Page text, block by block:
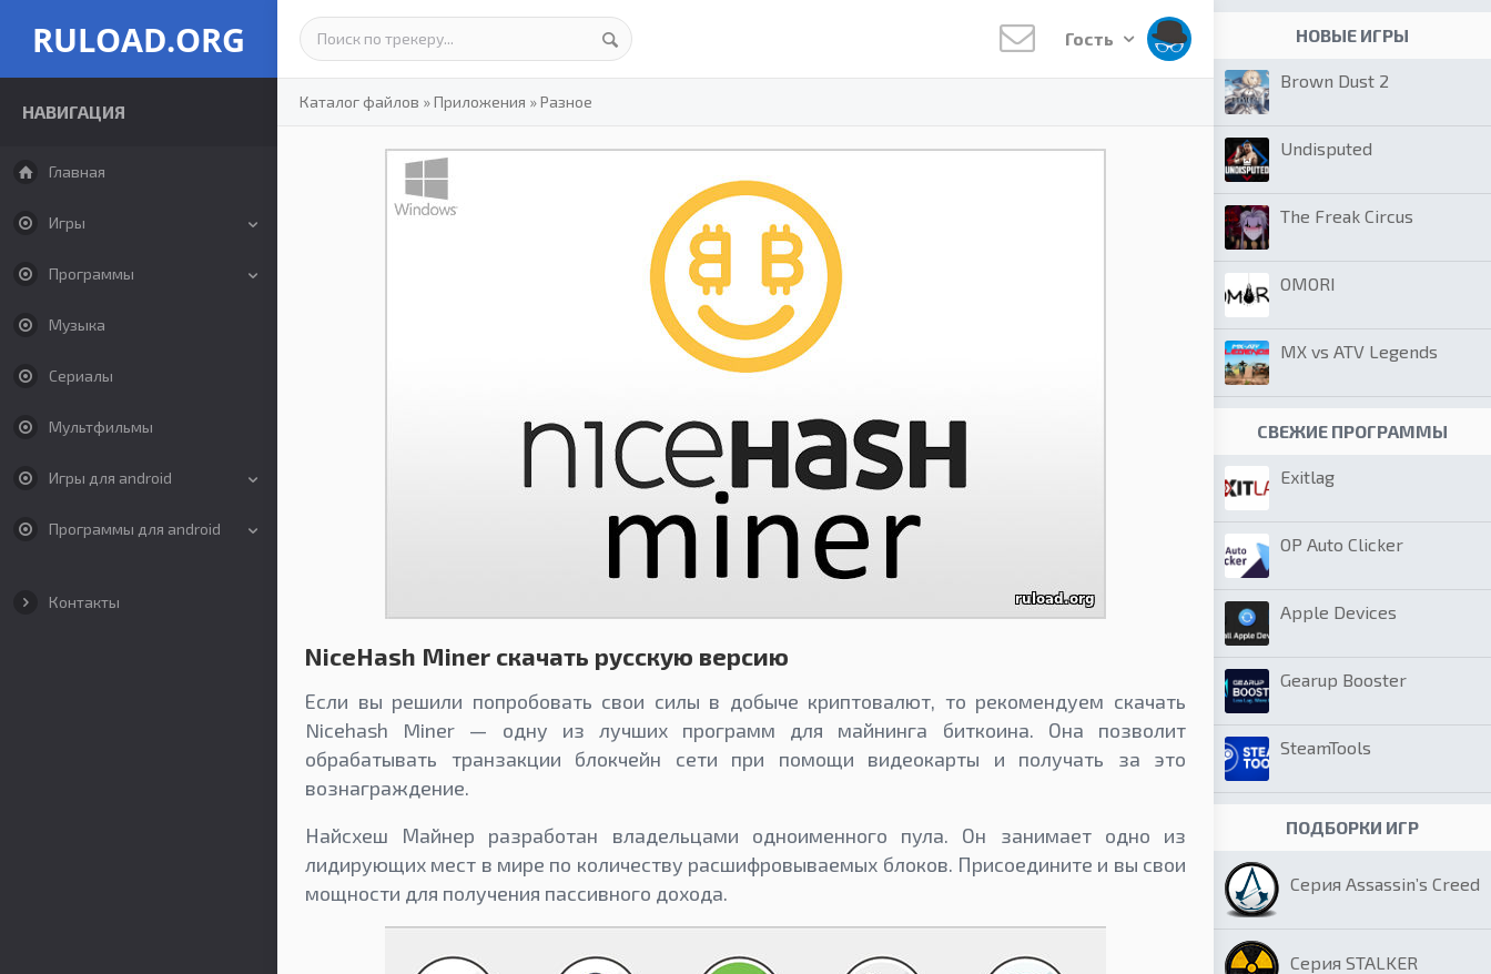
RULOAD.ORG
НАВИГАЦИЯ
Главная
Игры
Программы
Музыка
Сериалы
Мультфильмы
Игры для android
Программы для android
Контакты
Гость
Каталог файлов »Приложения »Разное
NiceHash Miner скачать русскую версию
Если вы решили попробовать свои силы в добыче криптовалют, то рекомендуем скачать
Nicehash Miner — одну из лучших программ для майнинга биткоина. Она позволит
обрабатывать транзакции блокчейн сети при помощи видеокарты и получать за это
вознаграждение.
Найсхеш Майнер разработан владельцами одноименного пула. Он занимает одно из
лидирующих мест в мире по количеству расшифровываемых блоков. Присоедините и вы свои
мощности для получения пассивного дохода.
НОВЫЕ ИГРЫ
Brown Dust 2
Undisputed
The Freak Circus
OMORI
MX vs ATV Legends
СВЕЖИЕ ПРОГРАММЫ
Exitlag
OP Auto Clicker
Apple Devices
Gearup Booster
SteamTools
ПОДБОРКИ ИГР
Серия Assassin’s Creed
Серия STALKER